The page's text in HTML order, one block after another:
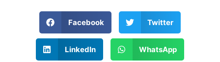
Facebook Twitter
LinkedIn WhatsApp